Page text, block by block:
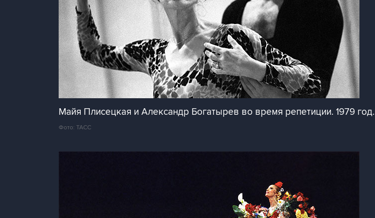
Майя Плисецкая и Александр Богатырев во время репетиции. 1979 год.
Фото: ТАСС